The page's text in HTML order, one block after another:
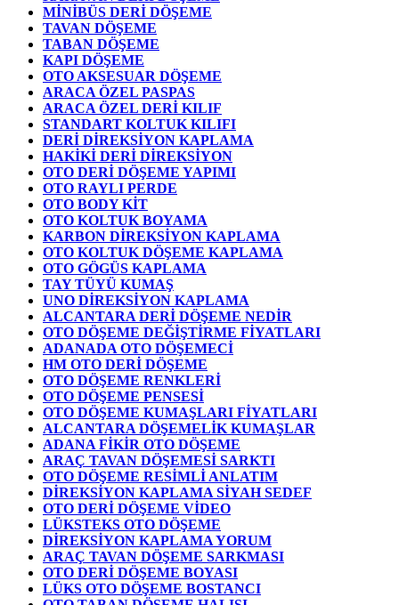
MİNİBÜS DERİ DÖŞEME
TAVAN DÖŞEME
TABAN DÖŞEME
KAPI DÖŞEME
OTO AKSESUAR DÖŞEME
ARACA ÖZEL PASPAS
ARACA ÖZEL DERİ KILIF
STANDART KOLTUK KILIFI
DERİ DİREKSİYON KAPLAMA
HAKİKİ DERİ DİREKSİYON
OTO DERİ DÖŞEME YAPIMI
OTO RAYLI PERDE
OTO BODY KİT
OTO KOLTUK BOYAMA
KARBON DİREKSİYON KAPLAMA
OTO KOLTUK DÖŞEME KAPLAMA
OTO GÖGÜS KAPLAMA
TAY TÜYÜ KUMAŞ
UNO DİREKSİYON KAPLAMA
ALCANTARA DERİ DÖŞEME NEDİR
OTO DÖŞEME DEĞİŞTİRME FİYATLARI
ADANADA OTO DÖŞEMECİ
HM OTO DERİ DÖŞEME
OTO DÖŞEME RENKLERİ
OTO DÖŞEME PENSESİ
OTO DÖŞEME KUMAŞLARI FİYATLARI
ALCANTARA DÖŞEMELİK KUMAŞLAR
ADANA FİKİR OTO DÖŞEME
ARAÇ TAVAN DÖŞEMESİ SARKTI
OTO DÖŞEME RESİMLİ ANLATIM
DİREKSİYON KAPLAMA SİYAH SEDEF
OTO DERİ DÖŞEME VİDEO
LÜKSTEKS OTO DÖŞEME
DİREKSİYON KAPLAMA YORUM
ARAÇ TAVAN DÖŞEME SARKMASI
OTO DERİ DÖŞEME BOYASI
LÜKS OTO DÖŞEME BOSTANCI